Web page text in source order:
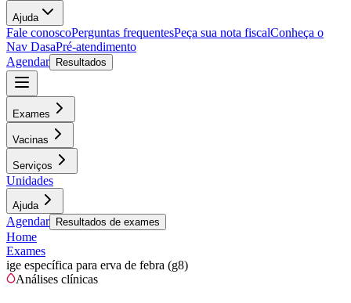
Ajuda
Fale conoscoPerguntas frequentesPeça sua nota fiscalConheça o
Nav DasaPré-atendimento
Agendar
Resultados
Exames
Vacinas
Serviços
Unidades
Ajuda
Agendar Resultados de exames
Home
Exames
ige específica para erva de febra (g8)
Análises clínicas